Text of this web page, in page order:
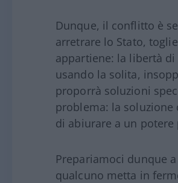
Dunque, il conflitto è
arretrare lo Stato,
appartiene: la libertà
usando la solita,
proporrà soluzioni
problema: la
di abiurare a un
Prepariamoci dunque
qualcuno metta in